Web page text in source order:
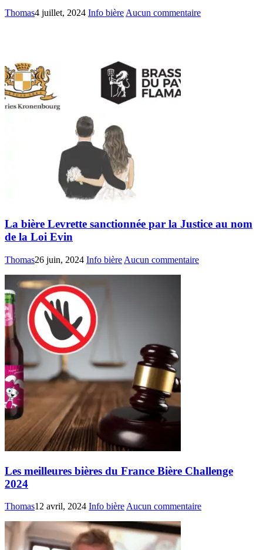
Thomas4 juillet, 2024 Info bière Aucun commentaire
La bière Levrette sanctionnée par la Justice au nom
de la Loi Evin
Thomas26 juin, 2024 Info bière Aucun commentaire
Les meilleures bières du France Bière Challenge
2024
Thomas12 avril, 2024 Info bière Aucun commentaire